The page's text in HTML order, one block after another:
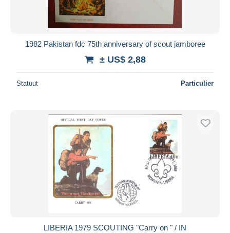
1982 Pakistan fdc 75th anniversary of scout jamboree
± US$ 2,88
Statuut Particulier
LIBERIA 1979 SCOUTING "Carry on " / IN